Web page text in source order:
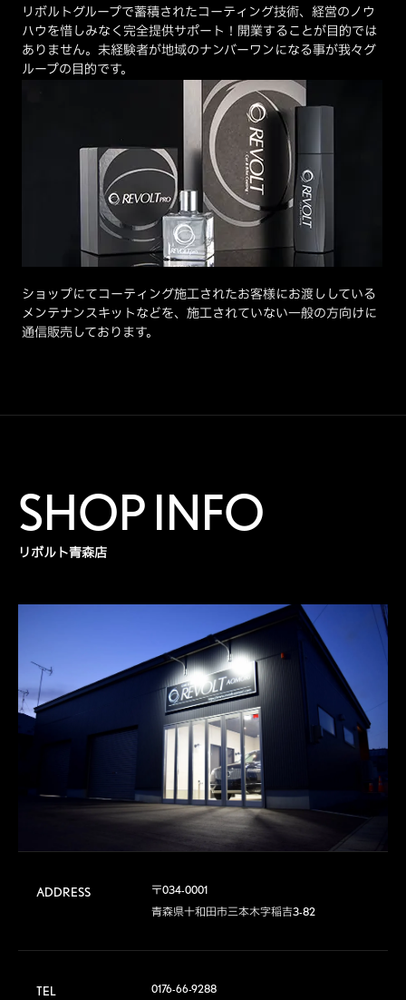
リボルトグループで蓄積されたコーティング技術、経営のノウ
ハウを惜しみなく完全提供サポート！開業することが目的では
ありません。未経験者が地域のナンバーワンになる事が我々グ
ループの目的です。
ショップにてコーティング施工されたお客様にお渡ししている
メンテナンスキットなどを、施工されていない一般の方向けに
通信販売しております。
SHOP INFO
リボルト青森店
ADDRESS
〒034-0001
青森県十和田市三本木字稲吉3-82
TEL 0176-66-9288